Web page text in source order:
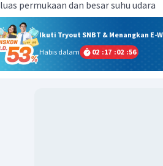
luas permukaan dan besar suhu udara
Ikuti Tryout SNBT & Menangkan E-
Habis dalam
02 :17 :02 :55